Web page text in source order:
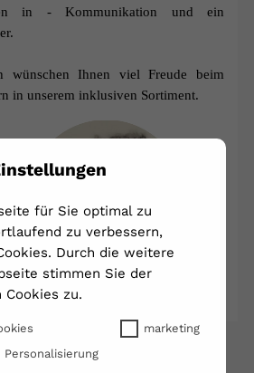
für Sie optimal zu
zu verbessern,
Durch die weitere
stimmen Sie der
Cookies zu.
marketing
in - Kommunikation und ein
wünschen Ihnen viel Freude beim
in unserem inklusiven Sortiment.